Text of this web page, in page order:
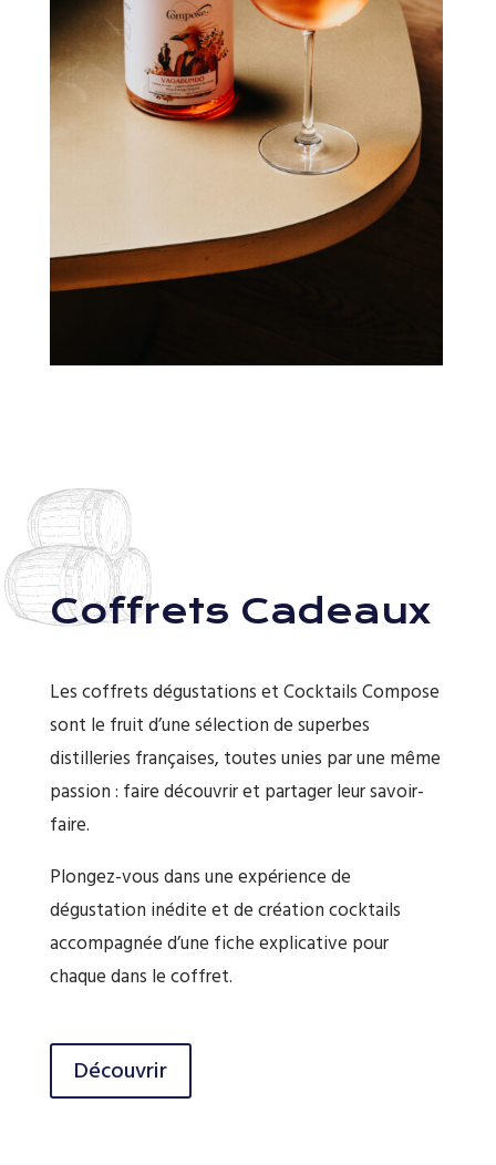
Coffrets Cadeaux
Les coffrets dégustations et Cocktails Compose
sont le fruit d’une sélection de superbes
distilleries françaises, toutes unies par une même
passion : faire découvrir et partager leur savoir-
faire.
Plongez-vous dans une expérience de
dégustation inédite et de création cocktails
accompagnée d’une fiche explicative pour
chaque dans le coffret.
Découvrir